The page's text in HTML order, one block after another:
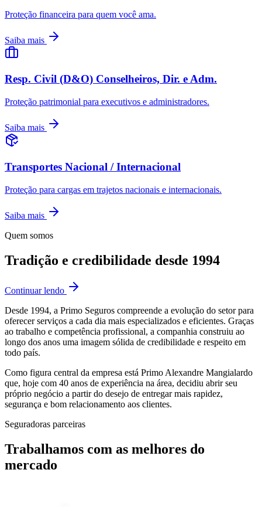
Proteção financeira para quem você ama.
Saiba mais
Resp. Civil (D&O) Conselheiros, Dir. e Adm.
Proteção patrimonial para executivos e administradores.
Saiba mais
Transportes Nacional / Internacional
Proteção para cargas em trajetos nacionais e internacionais.
Saiba mais
Quem somos
Tradição e credibilidade desde 1994
Continuar lendo
Desde 1994, a Primo Seguros compreende a evolução do setor para
oferecer serviços a cada dia mais especializados e eficientes. Graças
ao trabalho e competência profissional, a companhia construiu ao
longo dos anos uma imagem sólida de credibilidade e respeito em
todo país.
Como figura central da empresa está Primo Alexandre Mangialardo
que, hoje com 40 anos de experiência na área, decidiu abrir seu
próprio negócio a partir do desejo de entregar mais rapidez,
segurança e bom relacionamento aos clientes.
Seguradoras parceiras
Trabalhamos com as melhores do
mercado